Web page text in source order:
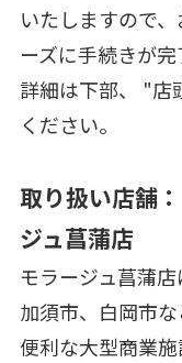
いたしますので
ーズに手続きが完
詳細は下部、 "店
ください。
取り扱い店舗
ジュ菖蒲店
モラージュ菖蒲
加須市、白岡市
便利な大型商業